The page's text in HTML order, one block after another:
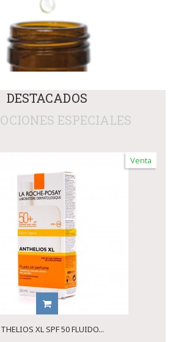
/ Vómitos
Nariz
DESTACADOS
ESPECIALES
Venta
XL SPF 50 FLUIDO...